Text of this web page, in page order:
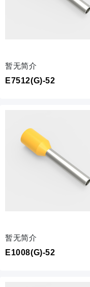
暂无简介
E7512(G)-52
暂无简介
E1008(G)-52